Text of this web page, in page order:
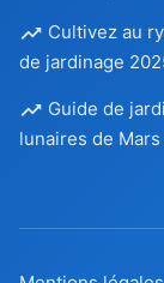
Cultivez au
de jardinage
Guide de
lunaires de